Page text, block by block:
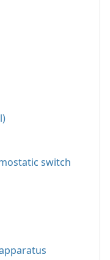
switch